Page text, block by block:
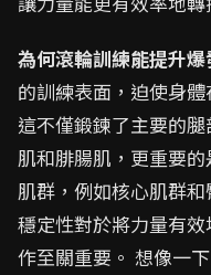
為何滾輪訓練能提升爆
的訓練表面，迫使身
這不僅鍛鍊了主要的
肌和腓腸肌，更重要
肌群，例如核心肌群
穩定性對於將力量有
作至關重要。 想像一